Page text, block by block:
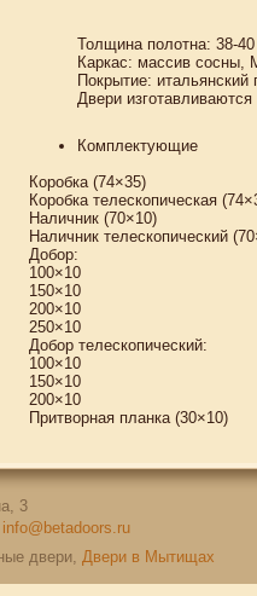
Толщина полотна: 38-
Каркас: массив
Покрытие:
Двери
Комплектующие
Коробка (74×35)
Коробка телескопическая
Наличник (70×10)
Наличник телескопический
Добор:
100×10
150×10
200×10
250×10
Добор телескопический:
100×10
150×10
200×10
Притворная планка (30×10)
3
info@betadoors.ru
двери, Двери в Мытищах